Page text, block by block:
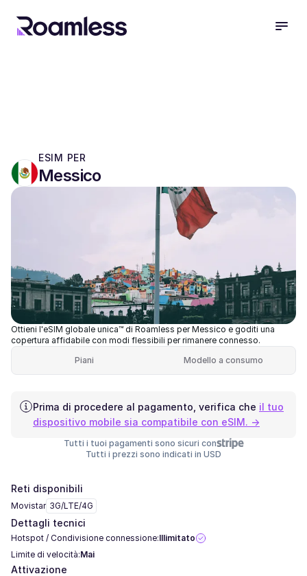
ESIM PER
Messico
Ottieni l'eSIM globale unica™ di Roamless per Messico e goditi una
copertura affidabile con modi flessibili per rimanere connesso.
Piani
Modello a consumo
Prima di procedere al pagamento, verifica che il tuo
dispositivo mobile sia compatibile con eSIM. →
Tutti i tuoi pagamenti sono sicuri con
Tutti i prezzi sono indicati in USD
Reti disponibili
Movistar 3G/LTE/4G
Dettagli tecnici
Hotspot / Condivisione connessione:Illimitato
Limite di velocità:Mai
Attivazione